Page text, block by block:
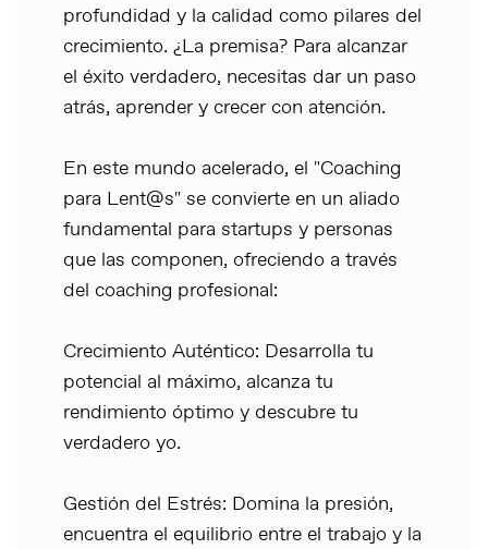
profundidad y la calidad como pilares del
crecimiento. ¿La premisa? Para alcanzar
el éxito verdadero, necesitas dar un paso
atrás, aprender y crecer con atención.
En este mundo acelerado, el "Coaching
para Lent@s" se convierte en un aliado
fundamental para startups y personas
que las componen, ofreciendo a través
del coaching profesional:
Crecimiento Auténtico: Desarrolla tu
potencial al máximo, alcanza tu
rendimiento óptimo y descubre tu
verdadero yo.
Gestión del Estrés: Domina la presión,
encuentra el equilibrio entre el trabajo y la